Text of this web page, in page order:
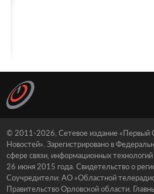
© 2011-2026, Сетевое издание «Первый
Новостей». Зарегистрировано в
сфере связи, информационных
26 июня 2015 года. Свидетельство о
Соучредители: АО «Областной
Правительство Орловской области.